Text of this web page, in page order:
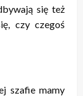
się też
czy czegoś
szafie mamy